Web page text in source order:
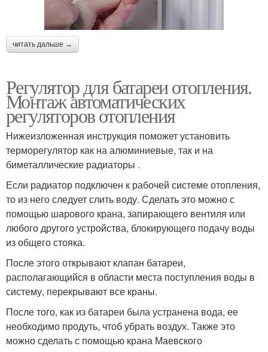
читать дальше →
Регулятор для батареи отопления.
Монтаж автоматических
регуляторов отопления
Нижеизложенная инструкция поможет установить
терморегулятор как на алюминиевые, так и на
биметаллические радиаторы .
Если радиатор подключен к рабочей системе отопления,
то из него следует слить воду. Сделать это можно с
помощью шарового крана, запирающего вентиля или
любого другого устройства, блокирующего подачу воды
из общего стояка.
После этого открывают клапан батареи,
располагающийся в области места поступления воды в
систему, перекрывают все краны.
После того, как из батареи была устранена вода, ее
необходимо продуть, чтоб убрать воздух. Также это
можно сделать с помощью крана Маевского